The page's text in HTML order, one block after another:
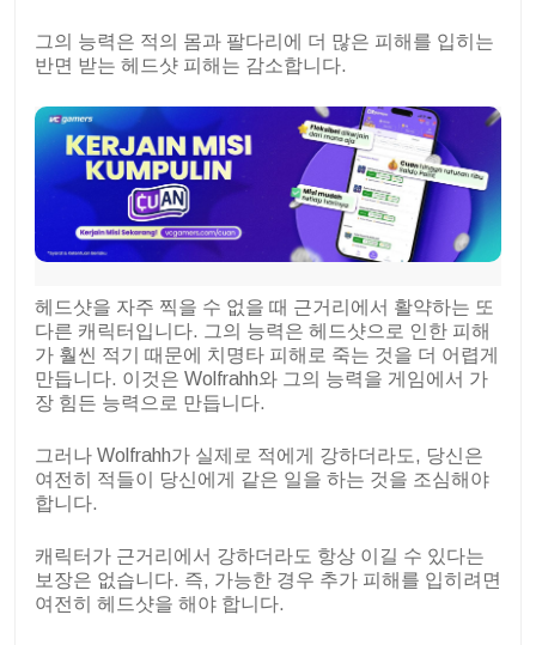
그의 능력은 적의 몸과 팔다리에 더 많은 피해를 입히는
반면 받는 헤드샷 피해는 감소합니다.
헤드샷을 자주 찍을 수 없을 때 근거리에서 활약하는 또
다른 캐릭터입니다. 그의 능력은 헤드샷으로 인한 피해
가 훨씬 적기 때문에 치명타 피해로 죽는 것을 더 어렵게
만듭니다. 이것은 Wolfrahh와 그의 능력을 게임에서 가
장 힘든 능력으로 만듭니다.
그러나 Wolfrahh가 실제로 적에게 강하더라도, 당신은
여전히 적들이 당신에게 같은 일을 하는 것을 조심해야
합니다.
캐릭터가 근거리에서 강하더라도 항상 이길 수 있다는
보장은 없습니다. 즉, 가능한 경우 추가 피해를 입히려면
여전히 헤드샷을 해야 합니다.